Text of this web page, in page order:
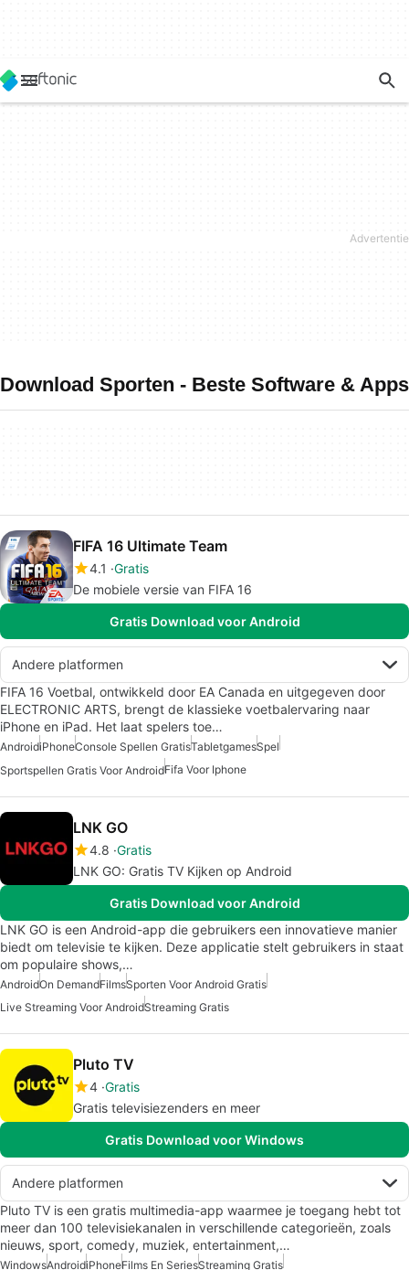
Download Sporten - Beste Software & Apps
FIFA 16 Ultimate Team
4.1 Gratis
De mobiele versie van FIFA 16
Gratis Download voor Android
Andere platformen
FIFA 16 Voetbal, ontwikkeld door EA Canada en uitgegeven door
ELECTRONIC ARTS, brengt de klassieke voetbalervaring naar
iPhone en iPad. Het laat spelers toe…
AndroidiPhoneConsole Spellen GratisTabletgamesSpel
Sportspellen Gratis Voor AndroidFifa Voor Iphone
LNK GO
4.8 Gratis
LNK GO: Gratis TV Kijken op Android
Gratis Download voor Android
LNK GO is een Android-app die gebruikers een innovatieve manier
biedt om televisie te kijken. Deze applicatie stelt gebruikers in staat
om populaire shows,…
AndroidOn DemandFilmsSporten Voor Android Gratis
Live Streaming Voor AndroidStreaming Gratis
Pluto TV
4 Gratis
Gratis televisiezenders en meer
Gratis Download voor Windows
Andere platformen
Pluto TV is een gratis multimedia-app waarmee je toegang hebt tot
meer dan 100 televisiekanalen in verschillende categorieën, zoals
nieuws, sport, comedy, muziek, entertainment,…
WindowsAndroidiPhoneFilms En SeriesStreaming Gratis